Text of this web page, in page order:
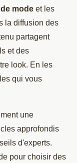
mode et les
la diffusion des
partagent
et des
look. En les
qui vous
une
approfondis
d'experts.
pour choisir des